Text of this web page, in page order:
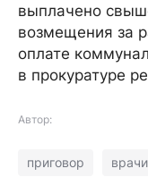
выплачено
возмещения за
оплате
в прокуратуре
Автор:
приговор врачи